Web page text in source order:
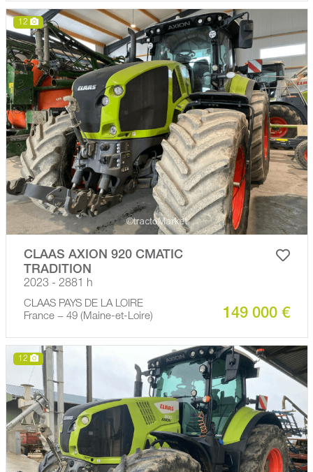
12
CLAAS AXION 920 CMATIC
TRADITION
2023 - 2881 h
CLAAS PAYS DE LA LOIRE
France − 49 (Maine-et-Loire)
149 000 €
12